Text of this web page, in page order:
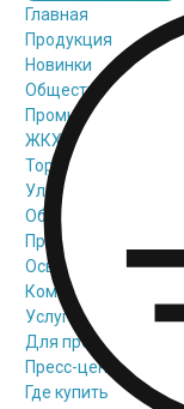
Главная
Продукция
Новинки
Общественное
Промышленное
ЖКХ освещение
Торговое
Уличное освещение
Облучатели
Прожекторное
Освещение
Комплектующие
Услуги
Для
Пресс-центр
Где купить